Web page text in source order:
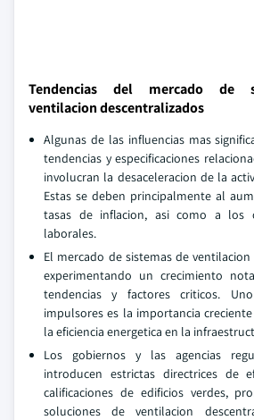
Tendencias del mercado de
ventilacion descentralizados
Algunas de las influencias mas
tendencias y especificaciones
involucran la desaceleracion de la
Estas se deben principalmente al
tasas de inflacion, asi como a los
laborales.
El mercado de sistemas de
experimentando un crecimiento
tendencias y factores criticos.
impulsores es la importancia
la eficiencia energetica en la
Los gobiernos y las agencias
introducen estrictas directrices de
calificaciones de edificios verdes,
soluciones de ventilacion